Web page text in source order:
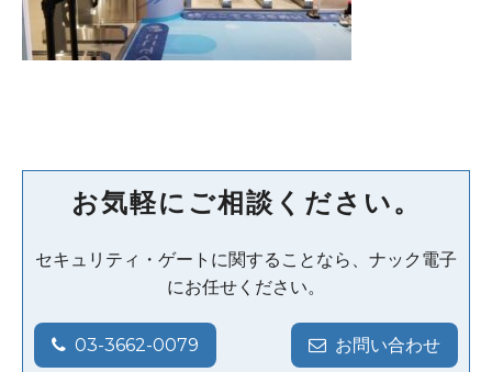
お気軽にご相談ください。
セキュリティ・ゲートに関することなら、ナック電子
にお任せください。
03-3662-0079 お問い合わせ